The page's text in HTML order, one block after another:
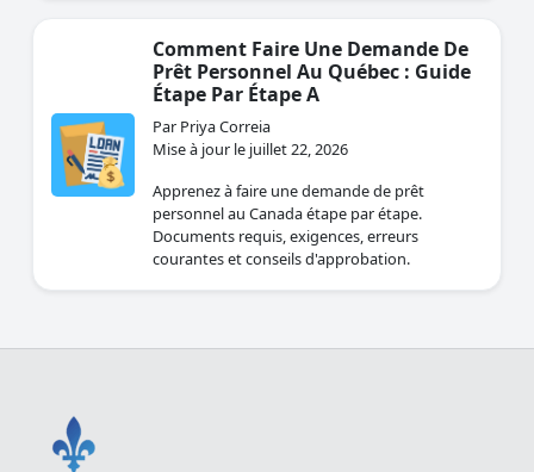
Comment Faire Une Demande De
Prêt Personnel Au Québec : Guide
Étape Par Étape A
Par Priya Correia
Mise à jour le juillet 22, 2026
Apprenez à faire une demande de prêt
personnel au Canada étape par étape.
Documents requis, exigences, erreurs
courantes et conseils d'approbation.